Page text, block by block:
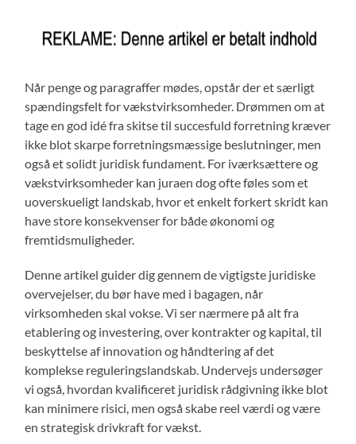
Når penge og paragraffer mødes, opstår der et særligt
spændingsfelt for vækstvirksomheder. Drømmen om at
tage en god idé fra skitse til succesfuld forretning kræver
ikke blot skarpe forretningsmæssige beslutninger, men
også et solidt juridisk fundament. For iværksættere og
vækstvirksomheder kan juraen dog ofte føles som et
uoverskueligt landskab, hvor et enkelt forkert skridt kan
have store konsekvenser for både økonomi og
fremtidsmuligheder.
Denne artikel guider dig gennem de vigtigste juridiske
overvejelser, du bør have med i bagagen, når
virksomheden skal vokse. Vi ser nærmere på alt fra
etablering og investering, over kontrakter og kapital, til
beskyttelse af innovation og håndtering af det
komplekse reguleringslandskab. Undervejs undersøger
vi også, hvordan kvalificeret juridisk rådgivning ikke blot
kan minimere risici, men også skabe reel værdi og være
en strategisk drivkraft for vækst.